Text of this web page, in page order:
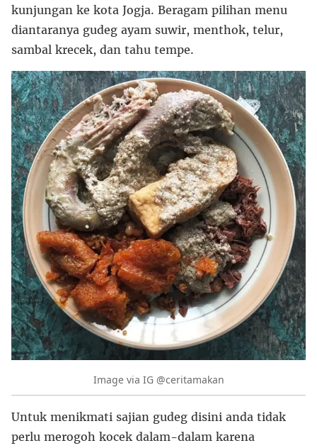
kunjungan ke kota Jogja. Beragam pilihan menu
diantaranya gudeg ayam suwir, menthok, telur,
sambal krecek, dan tahu tempe.
Image via IG @ceritamakan
Untuk menikmati sajian gudeg disini anda tidak
perlu merogoh kocek dalam-dalam karena